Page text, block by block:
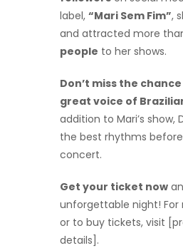
label, “Mari Sem Fim”,
and attracted more
people to her shows.
Don’t miss the
great voice of
addition to Mari’s show,
the best rhythms
concert.
Get your ticket now
unforgettable night!
or to buy tickets, visit
details].